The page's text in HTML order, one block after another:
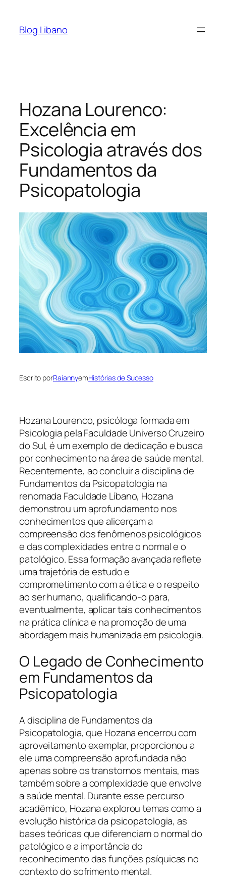
Blog Libano
Hozana Lourenco:
Excelência em
Psicologia através dos
Fundamentos da
Psicopatologia
Escrito porRaiannyemHistórias de Sucesso
Hozana Lourenco, psicóloga formada em
Psicologia pela Faculdade Universo Cruzeiro
do Sul, é um exemplo de dedicação e busca
por conhecimento na área de saúde mental.
Recentemente, ao concluir a disciplina de
Fundamentos da Psicopatologia na
renomada Faculdade Líbano, Hozana
demonstrou um aprofundamento nos
conhecimentos que alicerçam a
compreensão dos fenômenos psicológicos
e das complexidades entre o normal e o
patológico. Essa formação avançada reflete
uma trajetória de estudo e
comprometimento com a ética e o respeito
ao ser humano, qualificando-o para,
eventualmente, aplicar tais conhecimentos
na prática clínica e na promoção de uma
abordagem mais humanizada em psicologia.
O Legado de Conhecimento
em Fundamentos da
Psicopatologia
A disciplina de Fundamentos da
Psicopatologia, que Hozana encerrou com
aproveitamento exemplar, proporcionou a
ele uma compreensão aprofundada não
apenas sobre os transtornos mentais, mas
também sobre a complexidade que envolve
a saúde mental. Durante esse percurso
acadêmico, Hozana explorou temas como a
evolução histórica da psicopatologia, as
bases teóricas que diferenciam o normal do
patológico e a importância do
reconhecimento das funções psíquicas no
contexto do sofrimento mental.